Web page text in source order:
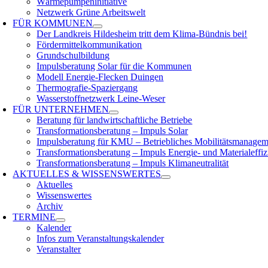
Netzwerk Grüne Arbeitswelt
FÜRKOMMUNEN
Der Landkreis Hildesheim tritt dem Klima-Bündnis bei!
Fördermittelkommunikation
Grundschulbildung
Impulsberatung Solar für die Kommunen
Modell Energie-Flecken Duingen
Thermografie-Spaziergang
Wasserstoffnetzwerk Leine-Weser
FÜRUNTERNEHMEN
Beratung für landwirtschaftliche Betriebe
Transformationsberatung – Impuls Solar
Impulsberatung für KMU – Betriebliches
Transformationsberatung – Impuls Energie- und
Transformationsberatung – Impuls Klimaneutralität
AKTUELLES &WISSENSWERTES
Aktuelles
Wissenswertes
Archiv
TERMINE
Kalender
Infos zum Veranstaltungskalender
Veranstalter